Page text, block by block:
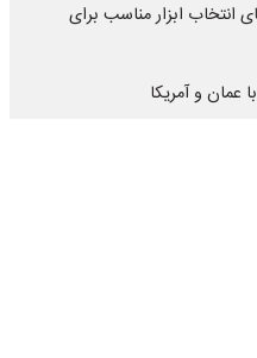
انتخاب ابزار مناسب برای
عمان و آمریکا